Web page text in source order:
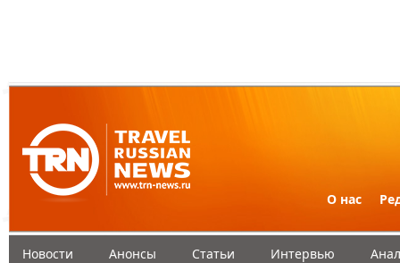
О нас
Новости Анонсы Статьи Интервью